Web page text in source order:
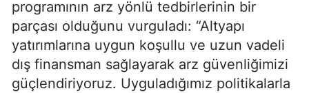
programının arz yönlü tedbirlerinin bir
parçası olduğunu vurguladı: “Altyapı
yatırımlarına uygun koşullu ve uzun vadeli
dış finansman sağlayarak arz güvenliğimizi
güçlendiriyoruz. Uyguladığımız politikalarla